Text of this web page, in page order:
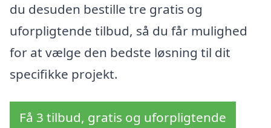
du desuden bestille tre gratis og
uforpligtende tilbud, så du får mulighed
for at vælge den bedste løsning til dit
specifikke projekt.
Få 3 tilbud, gratis og uforpligtende